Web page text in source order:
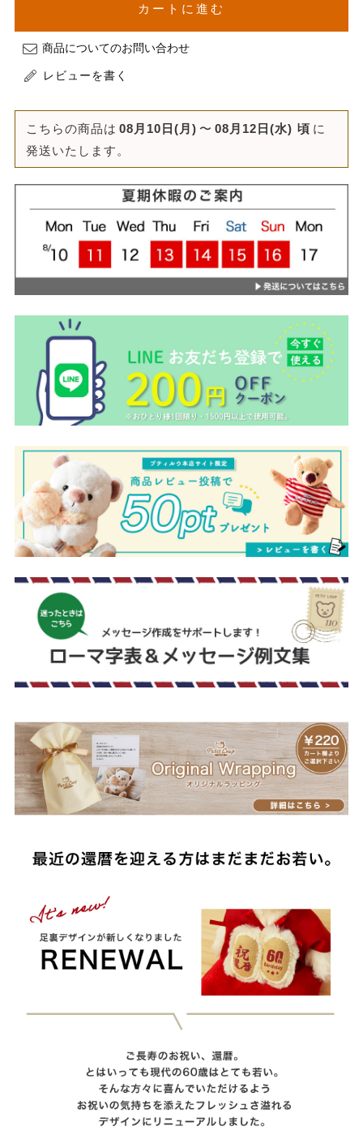
カートに進む
商品についてのお問い合わせ
レビューを書く
こちらの商品は 08月10日(月) 〜 08月12日(水) 頃 に
発送いたします。